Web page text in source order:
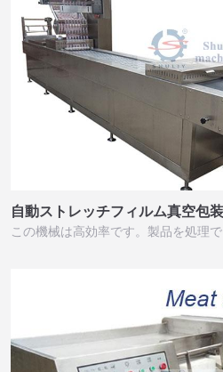
自動ストレッチフィルム真空包
この機械は高効率です。製品を処理